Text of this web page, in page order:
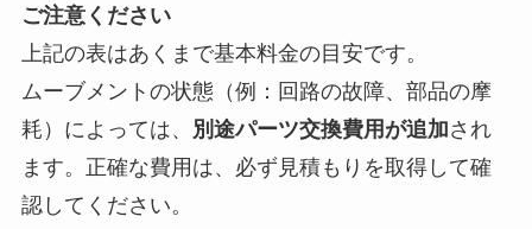
ご注意ください
上記の表はあくまで基本料金の目安です。
ムーブメントの状態（例：回路の故障、部品の摩
耗）によっては、
別途パーツ交換費用が追加され
ます。正確な費用は、必ず見積もりを取得して確
認してください。